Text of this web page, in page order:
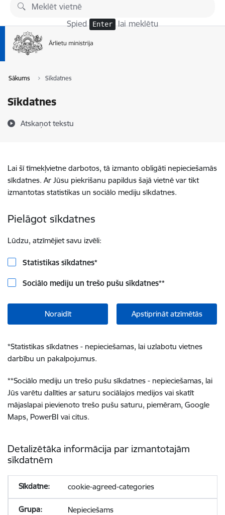
Pāriet uz lapas saturu
Spied Enter lai meklētu
Sākums Sīkdatnes
Sīkdatnes
Atskaņot tekstu
Lai šī tīmekļvietne darbotos, tā izmanto obligāti nepieciešamās
sīkdatnes. Ar Jūsu piekrišanu papildus šajā vietnē var tikt
izmantotas statistikas un sociālo mediju sīkdatnes.
Pielāgot sīkdatnes
Lūdzu, atzīmējiet savu izvēli:
Statistikas sīkdatnes*
Sociālo mediju un trešo pušu sīkdatnes**
Noraidīt Apstiprināt atzīmētās
*Statistikas sīkdatnes - nepieciešamas, lai uzlabotu vietnes
darbību un pakalpojumus.
**Sociālo mediju un trešo pušu sīkdatnes - nepieciešamas, lai
Jūs varētu dalīties ar saturu sociālajos medijos vai skatīt
mājaslapai pievienoto trešo pušu saturu, piemēram, Google
Maps, PowerBI vai citus.
Detalizētāka informācija par izmantotajām
sīkdatnēm
cookie-agreed-categories
Nepieciešams